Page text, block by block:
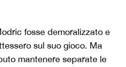
fosse demoralizzato e
sul suo gioco. Ma
mantenere separate le